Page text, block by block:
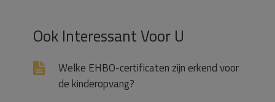
Ook Interessant Voor U
Welke EHBO-certificaten zijn erkend voor
de kinderopvang?